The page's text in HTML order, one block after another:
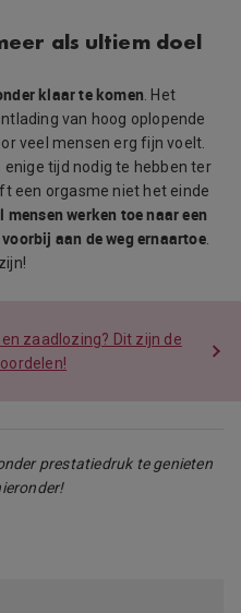
als ultiem doel
klaar te komen . Het
van hoog oplopende
veel mensen erg fijn voelt.
tijd nodig te hebben ter
een orgasme niet het einde
mensen werken toe naar een
aan de weg ernaartoe.
zaadlozing? Dit zijn de
prestatiedruk te genieten